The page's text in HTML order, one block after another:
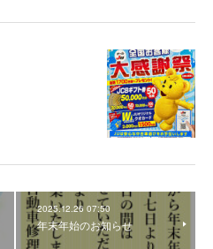
2025.12.26 07:50
年末年始のお知らせ